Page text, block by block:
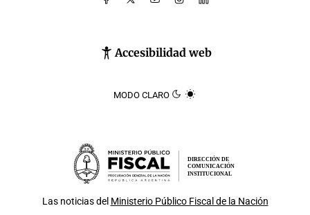
Accesibilidad web
MODO CLARO
DIRECCIÓN DE
COMUNICACIÓN
INSTITUCIONAL
Las noticias del Ministerio Público Fiscal de la Nación